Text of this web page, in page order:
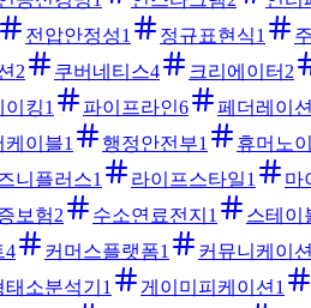
전압안정성1 정규표현식1
2 쿠버네티스4 크리에이터 2
이킹1 파이프라인6 페더레이션
케이블1 행정안전부1 휴머노
니플러스1 라이프스타일1 마
보험2 수소연료전지 1 스테이
4 커머스플랫폼1 커뮤니케이션
태소분석기 1 게이미피케이션 1